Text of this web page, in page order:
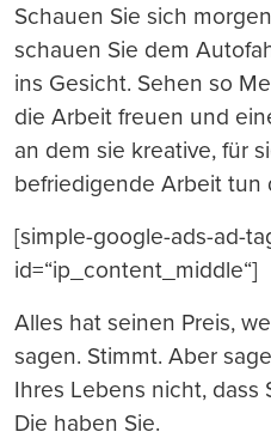
Schauen Sie sich
schauen Sie dem
ins Gesicht. Sehen so
die Arbeit freuen und
an dem sie kreative, für
befriedigende Arbeit tun
[simple-google-ads-ad-
id=“ip_content_middle“]
Alles hat seinen Preis,
sagen. Stimmt. Aber
Ihres Lebens nicht, dass
Die haben Sie.